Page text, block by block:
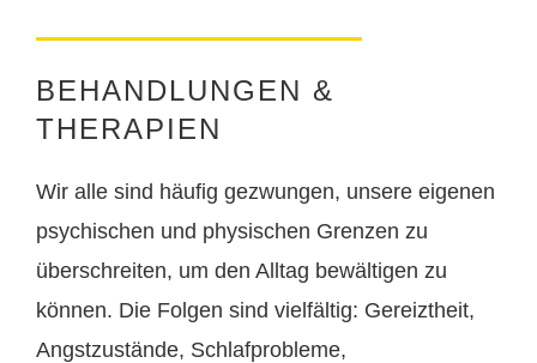
BEHANDLUNGEN &
THERAPIEN
Wir alle sind häufig gezwungen, unsere eigenen
psychischen und physischen Grenzen zu
überschreiten, um den Alltag bewältigen zu
können. Die Folgen sind vielfältig: Gereiztheit,
Angstzustände, Schlafprobleme,